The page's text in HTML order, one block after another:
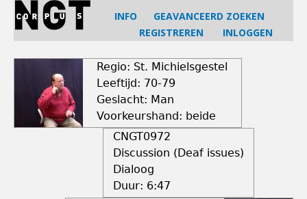
Jump
navigation
INFO
GEAVANCEERD ZOEKEN
REGISTREREN
INLOGGEN
Regio: St. Michielsgestel
Leeftijd: 70-79
Geslacht: Man
Voorkeurshand: beide
CNGT0972
Discussion (Deaf issues)
Dialoog
Duur: 6:47